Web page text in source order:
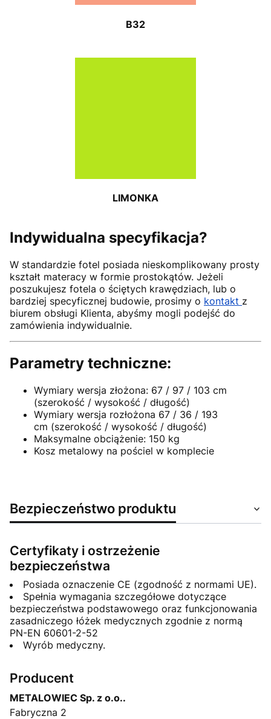
B32
LIMONKA
Indywidualna specyfikacja?
W standardzie fotel posiada nieskomplikowany prosty
kształt materacy w formie prostokątów. Jeżeli
poszukujesz fotela o ściętych krawędziach, lub o
bardziej specyficznej budowie, prosimy o kontakt z
biurem obsługi Klienta, abyśmy mogli podejść do
zamówienia indywidualnie.
Parametry techniczne:
Wymiary wersja złożona: 67 / 97 / 103 cm
(szerokość / wysokość / długość)
Wymiary wersja rozłożona 67 / 36 / 193
cm (szerokość / wysokość / długość)
Maksymalne obciążenie: 150 kg
Kosz metalowy na pościel w komplecie
Bezpieczeństwo produktu
Certyfikaty i ostrzeżenie
bezpieczeństwa
Posiada oznaczenie CE (zgodność z normami UE).
Spełnia wymagania szczegółowe dotyczące
bezpieczeństwa podstawowego oraz funkcjonowania
zasadniczego łóżek medycznych zgodnie z normą
PN-EN 60601-2-52
Wyrób medyczny.
Producent
METALOWIEC Sp. z o.o..
Fabryczna 2